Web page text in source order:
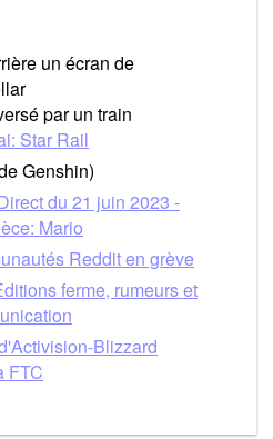
un écran de
par un train
Star Rail
Genshin)
du 21 juin 2023 -
Mario
Reddit en grève
ferme, rumeurs et
Blizzard
FTC